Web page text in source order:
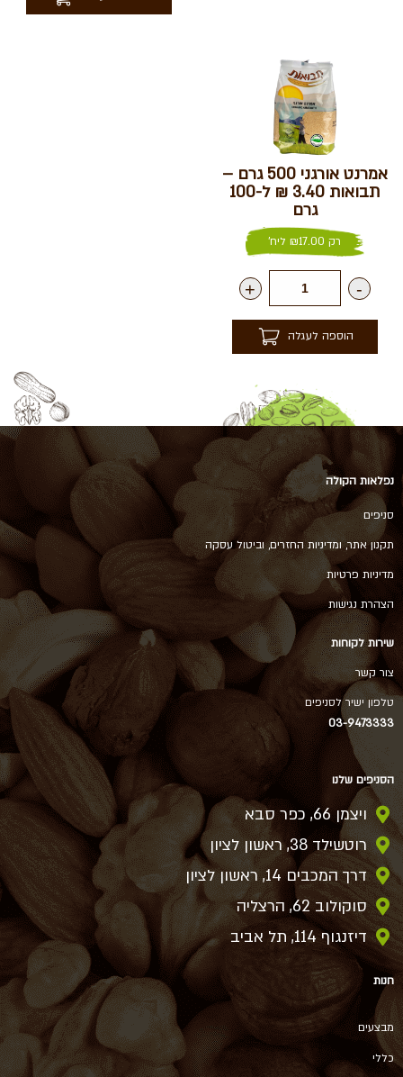
אמרנט אורגני 500 גרם –
תבואות 3.40 ₪ ל-100
גרם
רק ₪17.00 ליח'
-
+
הוספה לעגלה
נפלאות הקולה
סניפים
תקנון אתר, ומדיניות החזרים, וביטול עסקה
מדיניות פרטיות
הצהרת נגישות
שירות לקוחות
צור קשר
טלפון ישיר לסניפים
03-9473333
הסניפים שלנו
ויצמן 66, כפר סבא
רוטשילד 38, ראשון לציון
דרך המכבים 14, ראשון לציון
סוקולוב 62, הרצליה
דיזנגוף 114, תל אביב
חנות
מבצעים
כללי